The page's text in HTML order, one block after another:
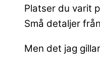
Platser du varit
Små detaljer
Men det jag